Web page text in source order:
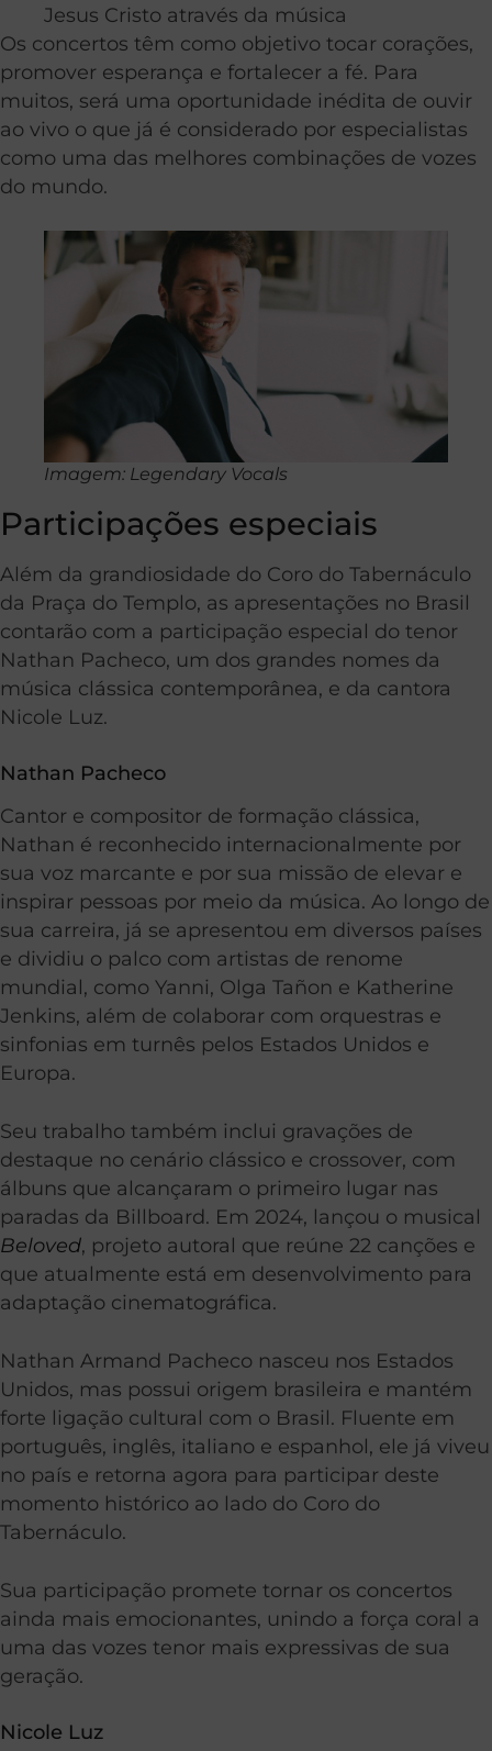
Jesus Cristo através da música
Os concertos têm como objetivo tocar corações,
promover esperança e fortalecer a fé. Para
muitos, será uma oportunidade inédita de ouvir
ao vivo o que já é considerado por especialistas
como uma das melhores combinações de vozes
do mundo.
Imagem: Legendary Vocals
Participações especiais
Além da grandiosidade do Coro do Tabernáculo
da Praça do Templo, as apresentações no Brasil
contarão com a participação especial do tenor
Nathan Pacheco, um dos grandes nomes da
música clássica contemporânea, e da cantora
Nicole Luz.
Nathan Pacheco
Cantor e compositor de formação clássica,
Nathan é reconhecido internacionalmente por
sua voz marcante e por sua missão de elevar e
inspirar pessoas por meio da música. Ao longo de
sua carreira, já se apresentou em diversos países
e dividiu o palco com artistas de renome
mundial, como Yanni, Olga Tañon e Katherine
Jenkins, além de colaborar com orquestras e
sinfonias em turnês pelos Estados Unidos e
Europa.
Seu trabalho também inclui gravações de
destaque no cenário clássico e crossover, com
álbuns que alcançaram o primeiro lugar nas
paradas da Billboard. Em 2024, lançou o musical
Beloved, projeto autoral que reúne 22 canções e
que atualmente está em desenvolvimento para
adaptação cinematográfica.
Nathan Armand Pacheco nasceu nos Estados
Unidos, mas possui origem brasileira e mantém
forte ligação cultural com o Brasil. Fluente em
português, inglês, italiano e espanhol, ele já viveu
no país e retorna agora para participar deste
momento histórico ao lado do Coro do
Tabernáculo.
Sua participação promete tornar os concertos
ainda mais emocionantes, unindo a força coral a
uma das vozes tenor mais expressivas de sua
geração.
Nicole Luz